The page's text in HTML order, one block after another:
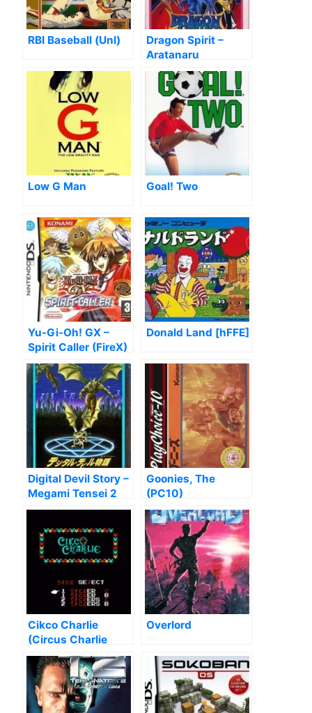
RBI Baseball (Unl)
Dragon Spirit –
Aratanaru
Densetsu [hM04]
Low G Man Goal! Two
Yu-Gi-Oh! GX –
Spirit Caller (FireX)
Donald Land [hFFE]
Digital Devil Story –
Megami Tensei 2
[hM04]
Goonies, The
(PC10)
Cikco Charlie
(Circus Charlie
Hack)
Overlord